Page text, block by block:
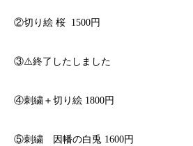
②切り絵 桜 1500円
③⚠️終了したしました
④刺繍＋切り絵 1800円
⑤刺繍 因幡の白兎 1600円